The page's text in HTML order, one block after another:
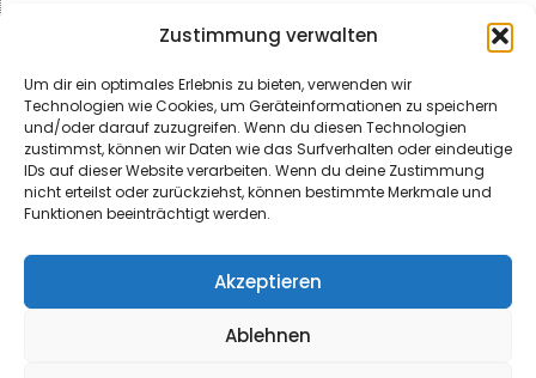
Zustimmung verwalten
Um dir ein optimales Erlebnis zu bieten, verwenden wir
Technologien wie Cookies, um Geräteinformationen zu speichern
und/oder darauf zuzugreifen. Wenn du diesen Technologien
zustimmst, können wir Daten wie das Surfverhalten oder eindeutige
IDs auf dieser Website verarbeiten. Wenn du deine Zustimmung
nicht erteilst oder zurückziehst, können bestimmte Merkmale und
Funktionen beeinträchtigt werden.
Akzeptieren
Ablehnen
© B&L MedienGesellschaft mbH & Co. KG